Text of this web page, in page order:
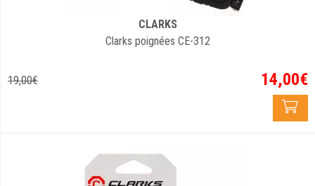
CLARKS
Clarks poignées CE-312
19,00€ 14,00€